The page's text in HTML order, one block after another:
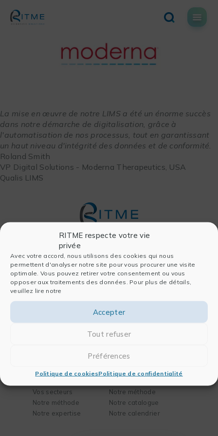
RITME respecte votre vie
privée
Avec votre accord, nous utilisons des cookies qui nous
permettent d'analyser notre site pour vous procurer une visite
optimale. Vous pouvez retirer votre consentement ou vous
opposer aux traitements des données. Pour plus de détails,
veuillez lire notre
Accepter
Tout refuser
Préférences
Politique de cookiesPolitique de confidentialité
content
La mise en œuvre de notre LIMS a été un énorme succès
dans notre démarche de digitalisation, grâce à
l'automatisation de nos processus, tout en garantissant
un haut niveau d'intégrité des données et de conformité.
Roland Smith
VP Digital Solutions - Moderna Therapeutics, USA
Qualis LIMS
Entreprise
Qui sommes-nous
Histoire
Logiciels
Pour l’analyse
Pour la publication
Pour l’ingénierie
FAQ
Vos secteurs
Notre méthode
Notre expertise
Notre méthode
Notre catalogue
Notre calendrier